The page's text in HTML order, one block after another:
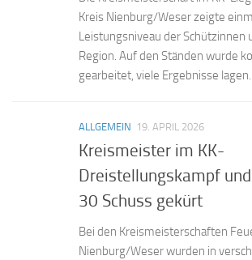
Kreis Nienburg/Weser zeigte
Leistungsniveau der Schützinnen
Region. Auf den Ständen wurde
gearbeitet, viele Ergebnisse lagen...
ALLGEMEIN 19. APRIL 2026
Kreismeister im KK-
Dreistellungskampf
30 Schuss gekürt
Bei den Kreismeisterschaften
Nienburg/Weser wurden in